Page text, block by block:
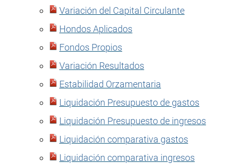
Variación del Capital Circulante
Hondos Aplicados
Fondos Propios
Variación Resultados
Estabilidad Orzamentaria
Liquidación Presupuesto de gastos
Liquidación Presupuesto de ingresos
Liquidación comparativa gastos
Liquidación comparativa ingresos